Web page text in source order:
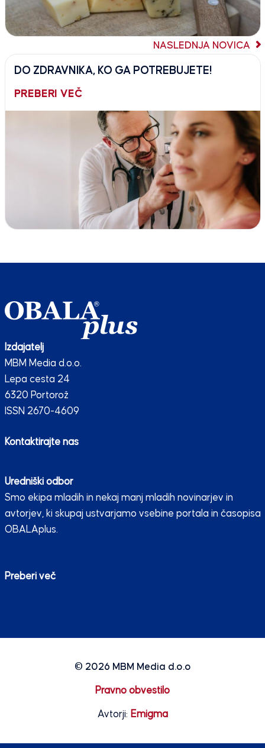
NASLEDNJA NOVICA
DO ZDRAVNIKA, KO GA POTREBUJETE!
PREBERI VEČ
Izdajatelj
MBM Media d.o.o.
Lepa cesta 24
6320 Portorož
ISSN 2670-4609
Kontaktirajte nas
Uredniški odbor
Smo ekipa mladih in nekaj manj mladih novinarjev in
avtorjev, ki skupaj ustvarjamo vsebine portala in časopisa
OBALAplus.
Preberi več
© 2026 MBM Media d.o.o
Pravno obvestilo
Avtorji: Emigma